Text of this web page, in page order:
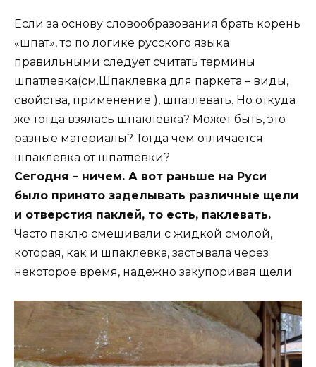
Если за основу словообразования брать корень
«шпат», то по логике русского языка
правильными следует считать термины
шпатлевка(см.Шпаклевка для паркета – виды,
свойства, применение ), шпатлевать. Но откуда
же тогда взялась шпаклевка? Может быть, это
разные материалы? Тогда чем отличается
шпаклевка от шпатлевки?
Сегодня – ничем. А вот раньше на Руси
было принято заделывать различные щели
и отверстия паклей, то есть, паклевать.
Часто паклю смешивали с жидкой смолой,
которая, как и шпаклевка, застывала через
некоторое время, надежно закупоривая щели.